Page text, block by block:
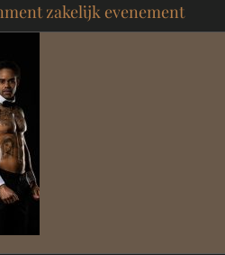
zakelijk evenement